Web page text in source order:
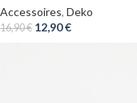
Accessoires, Deko
16,90€ 12,90€